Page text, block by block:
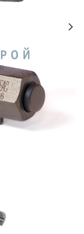
отличаться